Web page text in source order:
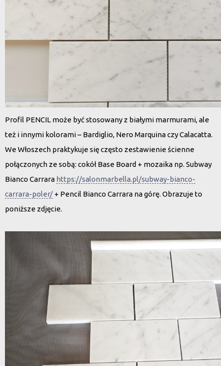
Profil PENCIL może być stosowany z białymi marmurami, ale
też i innymi kolorami – Bardiglio, Nero Marquina czy Calacatta.
We Włoszech praktykuje się często zestawienie ścienne
połączonych ze sobą: cokół Base Board + mozaika np. Subway
Bianco Carrara https://salonmarbella.pl/subway-bianco-
carrara-poler/ + Pencil Bianco Carrara na górę. Obrazuje to
poniższe zdjęcie.